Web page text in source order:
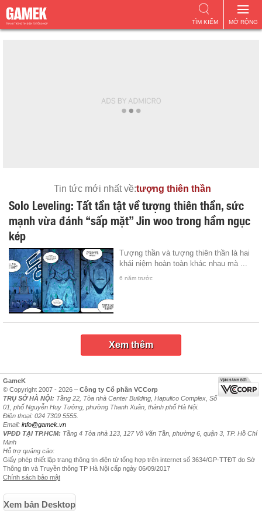
MỞ RỘNG
TÌM KIẾM
Tin tức mới nhất về:tượng thiên thần
Solo Leveling: Tất tần tật về tượng thiên thần, sức
mạnh vừa đánh “sấp mặt” Jin woo trong hầm ngục
kép
Tượng thần và tượng thiên thần là hai
khái niệm hoàn toàn khác nhau mà ...
6 năm trước
Xem thêm
GameK
© Copyright 2007 - 2026 – Công ty Cổ phần VCCorp
TRỤ SỞ HÀ NỘI: Tầng 22, Tòa nhà Center Building, Hapulico Complex, Số
01, phố Nguyễn Huy Tưởng, phường Thanh Xuân, thành phố Hà Nội.
Điện thoại: 024 7309 5555.
Email: info@gamek.vn
VPĐD TẠI TP.HCM: Tầng 4 Tòa nhà 123, 127 Võ Văn Tần, phường 6, quận 3, TP. Hồ Chí
Minh
Hỗ trợ quảng cáo:
Giấy phép thiết lập trang thông tin điện tử tổng hợp trên internet số 3634/GP-TTĐT do Sở
Thông tin và Truyền thông TP Hà Nội cấp ngày 06/09/2017
Chính sách bảo mật
Xem bản Desktop